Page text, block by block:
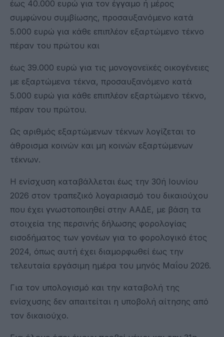
έως 40.000 ευρώ για τον έγγαμο ή μέρος
συμφώνου συμβίωσης, προσαυξανόμενο κατά
5.000 ευρώ για κάθε επιπλέον εξαρτώμενο τέκνο
πέραν του πρώτου και
έως 39.000 ευρώ για τις μονογονεϊκές οικογένειες
με εξαρτώμενα τέκνα, προσαυξανόμενο κατά
5.000 ευρώ για κάθε επιπλέον εξαρτώμενο τέκνο,
πέραν του πρώτου.
Ως αριθμός εξαρτώμενων τέκνων λογίζεται το
άθροισμα κοινών και μη κοινών εξαρτώμενων
τέκνων.
Η ενίσχυση καταβάλλεται έως την 30ή Ιουνίου
2026 στον τραπεζικό λογαριασμό του δικαιούχου
που έχει γνωστοποιηθεί στην ΑΑΔΕ, με βάση τα
στοιχεία της περσινής δήλωσης φορολογίας
εισοδήματος των γονέων για το φορολογικό έτος
2024, όπως αυτή έχει διαμορφωθεί έως την
τελευταία εργάσιμη ημέρα του μηνός Μαΐου 2026.
Για τον υπολογισμό και την καταβολή της
ενίσχυσης δεν απαιτείται η υποβολή αίτησης από
τον δικαιούχο.